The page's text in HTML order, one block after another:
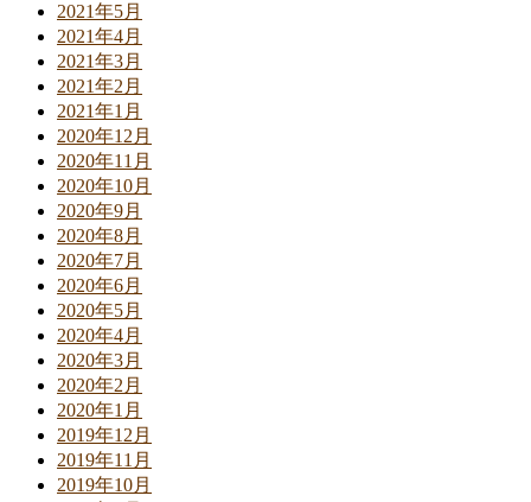
2021年5月
2021年4月
2021年3月
2021年2月
2021年1月
2020年12月
2020年11月
2020年10月
2020年9月
2020年8月
2020年7月
2020年6月
2020年5月
2020年4月
2020年3月
2020年2月
2020年1月
2019年12月
2019年11月
2019年10月